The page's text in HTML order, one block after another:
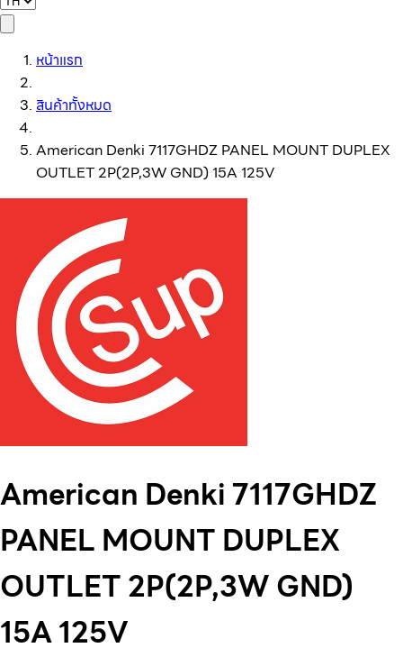
หน้าแรก
สินค้าทั้งหมด
American Denki 7117GHDZ PANEL MOUNT DUPLEX
OUTLET 2P(2P,3W GND) 15A 125V
American Denki 7117GHDZ
PANEL MOUNT DUPLEX
OUTLET 2P(2P,3W GND)
15A 125V